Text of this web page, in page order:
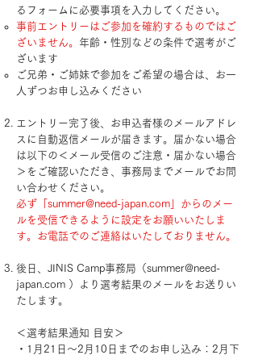
るフォームに必要事項を入力してください。
事前エントリーはご参加を確約するものではご
ざいません。 年齢・性別などの条件で選考がご
ざいます
​ご兄弟・ご姉妹で参加をご希望の場合は、お一
人ずつお申し込みください
エントリー完了後、お申込者様のメールアドレ
スに自動返信メールが届きます。届かない場合
は以下の＜メール受信のご注意・届かない場合
＞をご確認いただき、事務局までメールでお問
い合わせください。
必ず「 summer@need-japan.com 」からのメー
ルを受信できるように設定をお願いいたしま
す。お電話でのご連絡はいたしておりません。
後日、JINIS Camp事務局（summer@need-
japan.com ）より選考結果のメールをお送りい
たします。​
＜選考結果通知 目安＞
・1月21日〜2月10日までのお申し込み：2月下